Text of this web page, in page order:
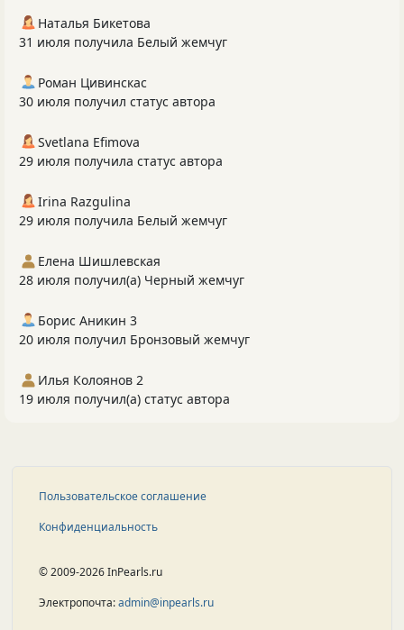
Наталья Бикетова
31 июля получила Белый жемчуг
Роман Цивинскас
30 июля получил статус автора
Svetlana Efimova
29 июля получила статус автора
Irina Razgulina
29 июля получила Белый жемчуг
Елена Шишлевская
28 июля получил(а) Черный жемчуг
Борис Аникин 3
20 июля получил Бронзовый жемчуг
Илья Колоянов 2
19 июля получил(а) статус автора
Пользовательское соглашение
Конфиденциальность
© 2009-2026 InPearls.ru
Электропочта:admin@inpearls.ru